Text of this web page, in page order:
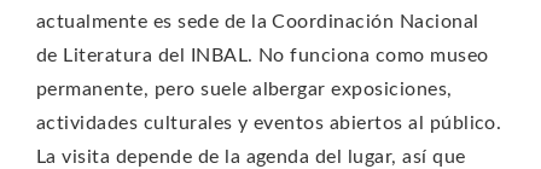
actualmente es sede de la Coordinación Nacional
de Literatura del INBAL. No funciona como museo
permanente, pero suele albergar exposiciones,
actividades culturales y eventos abiertos al público.
La visita depende de la agenda del lugar, así que